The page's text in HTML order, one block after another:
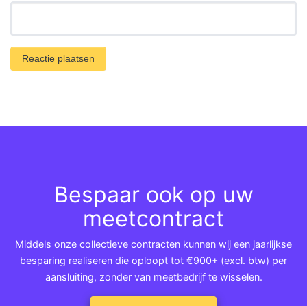
Bespaar ook op uw
meetcontract
Middels onze collectieve contracten kunnen wij een jaarlijkse
besparing realiseren die oploopt tot €900+ (excl. btw) per
aansluiting, zonder van meetbedrijf te wisselen.